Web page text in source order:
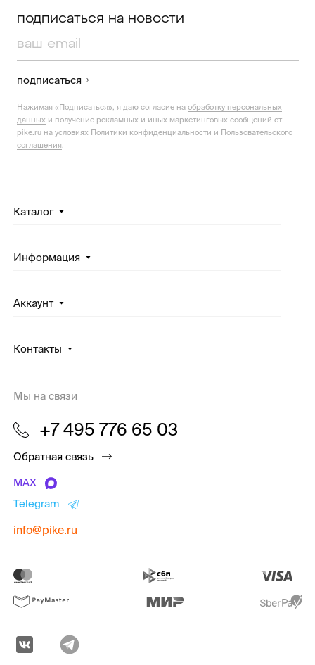
подписаться на новости
подписаться
Нажимая «Подписаться», я даю согласие на обработку персональных
данных и получение рекламных и иных маркетинговых сообщений от
pike.ru на условиях Политики конфиденциальности и Пользовательского
соглашения
Каталог
Информация
Аккаунт
Контакты
Мы на связи
+7 495 776 65 03
Обратная связь
MAX
Telegram
info@pike.ru